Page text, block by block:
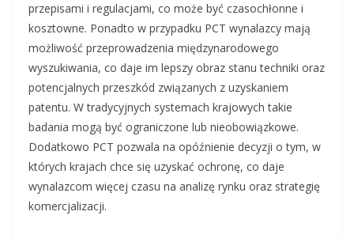
przepisami i regulacjami, co może być czasochłonne i
kosztowne. Ponadto w przypadku PCT wynalazcy mają
możliwość przeprowadzenia międzynarodowego
wyszukiwania, co daje im lepszy obraz stanu techniki oraz
potencjalnych przeszkód związanych z uzyskaniem
patentu. W tradycyjnych systemach krajowych takie
badania mogą być ograniczone lub nieobowiązkowe.
Dodatkowo PCT pozwala na opóźnienie decyzji o tym, w
których krajach chce się uzyskać ochronę, co daje
wynalazcom więcej czasu na analizę rynku oraz strategię
komercjalizacji.